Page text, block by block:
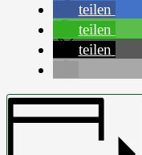
teilen
teilen
teilen